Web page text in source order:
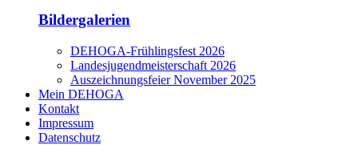
Bildergalerien
DEHOGA-Frühlingsfest 2026
Landesjugendmeisterschaft 2026
Auszeichnungsfeier November 2025
Mein DEHOGA
Kontakt
Impressum
Datenschutz